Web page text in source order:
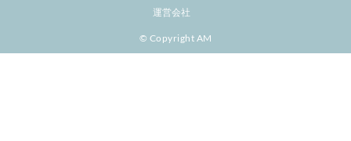
運営会社
© Copyright AM